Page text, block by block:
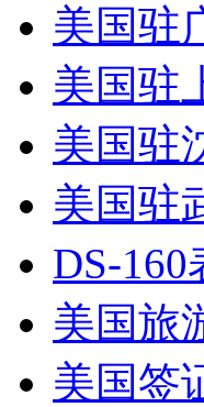
美国驻
美国驻
美国驻
美国驻
DS-
美国旅
美国签